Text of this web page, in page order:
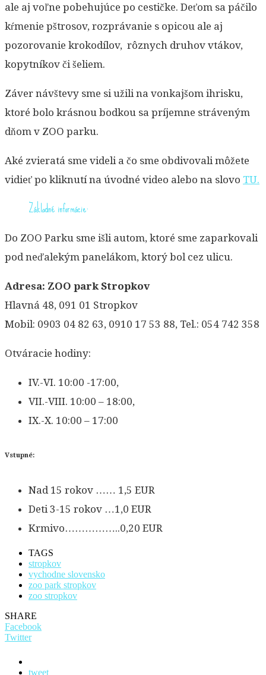
ale aj voľne pobehujúce po cestičke. Deťom sa páčilo
kŕmenie pštrosov, rozprávanie s opicou ale aj
pozorovanie krokodílov, rôznych druhov vtákov,
kopytníkov či šeliem.
Záver návštevy sme si užili na vonkajšom ihrisku,
ktoré bolo krásnou bodkou sa príjemne stráveným
dňom v ZOO parku.
Aké zvieratá sme videli a čo sme obdivovali môžete
vidieť po kliknutí na úvodné video alebo na slovo TU.
Základné informácie:
Do ZOO Parku sme išli autom, ktoré sme zaparkovali
pod neďalekým panelákom, ktorý bol cez ulicu.
Adresa: ZOO park Stropkov
Hlavná 48, 091 01 Stropkov
Mobil: 0903 04 82 63, 0910 17 53 88, Tel.: 054 742 358
Otváracie hodiny:
IV.-VI. 10:00 -17:00,
VII.-VIII. 10:00 – 18:00,
IX.-X. 10:00 – 17:00
Vstupné:
Nad 15 rokov …… 1,5 EUR
Deti 3-15 rokov …1,0 EUR
Krmivo……………..0,20 EUR
TAGS
stropkov
vychodne slovensko
zoo park stropkov
zoo stropkov
SHARE
Facebook
Twitter
tweet